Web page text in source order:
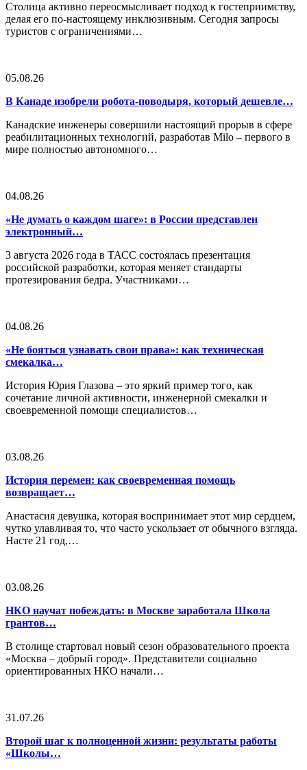
Столица активно переосмысливает подход к гостеприимству,
делая его по-настоящему инклюзивным. Сегодня запросы
туристов с ограничениями…
05.08.26
В Канаде изобрели робота-поводыря, который дешевле…
Канадские инженеры совершили настоящий прорыв в сфере
реабилитационных технологий, разработав Milo – первого в
мире полностью автономного…
04.08.26
«Не думать о каждом шаге»: в России представлен
электронный…
3 августа 2026 года в ТАСС состоялась презентация
российской разработки, которая меняет стандарты
протезирования бедра. Участниками…
04.08.26
«Не бояться узнавать свои права»: как техническая
смекалка…
История Юрия Глазова – это яркий пример того, как
сочетание личной активности, инженерной смекалки и
своевременной помощи специалистов…
03.08.26
История перемен: как своевременная помощь
возвращает…
Анастасия девушка, которая воспринимает этот мир сердцем,
чутко улавливая то, что часто ускользает от обычного взгляда.
Насте 21 год,…
03.08.26
НКО научат побеждать: в Москве заработала Школа
грантов…
В столице стартовал новый сезон образовательного проекта
«Москва – добрый город». Представители социально
ориентированных НКО начали…
31.07.26
Второй шаг к полноценной жизни: результаты работы
«Школы…